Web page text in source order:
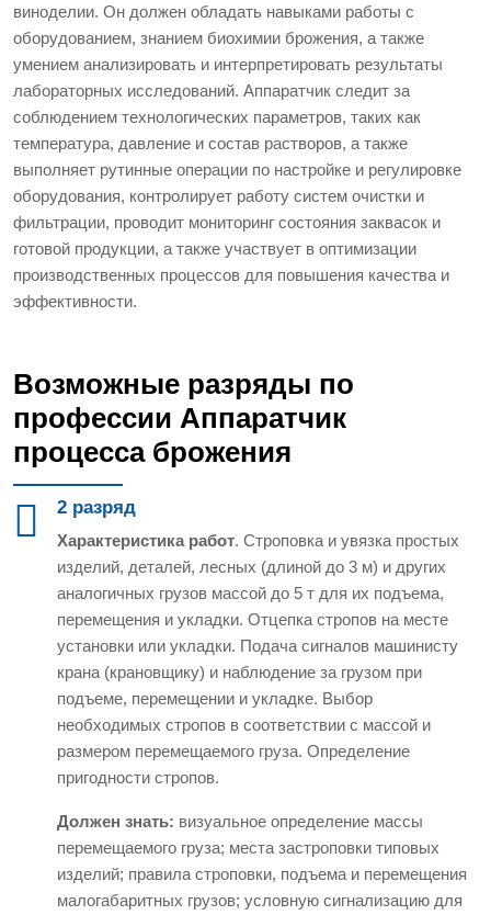
виноделии. Он должен обладать навыками работы с
оборудованием, знанием биохимии брожения, а также
умением анализировать и интерпретировать результаты
лабораторных исследований. Аппаратчик следит за
соблюдением технологических параметров, таких как
температура, давление и состав растворов, а также
выполняет рутинные операции по настройке и регулировке
оборудования, контролирует работу систем очистки и
фильтрации, проводит мониторинг состояния заквасок и
готовой продукции, а также участвует в оптимизации
производственных процессов для повышения качества и
эффективности.
Возможные разряды по
профессии Аппаратчик
процесса брожения
2 разряд
Характеристика работ. Строповка и увязка простых
изделий, деталей, лесных (длиной до 3 м) и других
аналогичных грузов массой до 5 т для их подъема,
перемещения и укладки. Отцепка стропов на месте
установки или укладки. Подача сигналов машинисту
крана (крановщику) и наблюдение за грузом при
подъеме, перемещении и укладке. Выбор
необходимых стропов в соответствии с массой и
размером перемещаемого груза. Определение
пригодности стропов.
Должен знать: визуальное определение массы
перемещаемого груза; места застроповки типовых
изделий; правила строповки, подъема и перемещения
малогабаритных грузов; условную сигнализацию для